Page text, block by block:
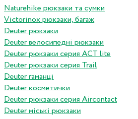
Naturehike рюкзаки та сумки
Victorinox рюкзаки, багаж
Deuter рюкзаки
Deuter велосипедні рюкзаки
Deuter рюкзаки серия ACT lite
Deuter рюкзаки серия Trail
Deuter гаманці
Deuter косметички
Deuter рюкзаки серия Aircontact
Deuter міські рюкзаки